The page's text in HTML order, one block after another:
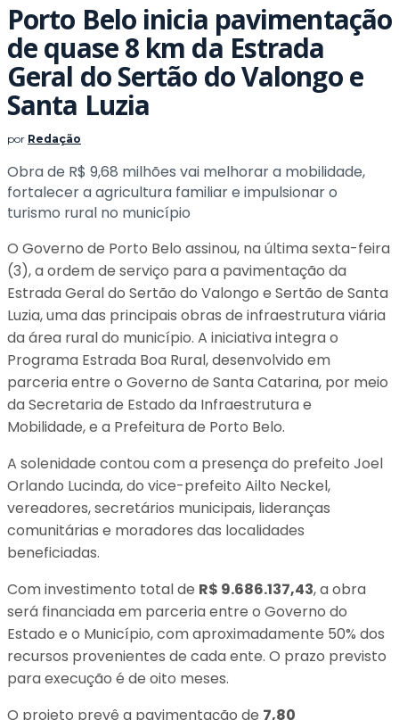
Porto Belo inicia pavimentação
de quase 8 km da Estrada
Geral do Sertão do Valongo e
Santa Luzia
por Redação
Obra de R$ 9,68 milhões vai melhorar a mobilidade,
fortalecer a agricultura familiar e impulsionar o
turismo rural no município
O Governo de Porto Belo assinou, na última sexta-feira
(3), a ordem de serviço para a pavimentação da
Estrada Geral do Sertão do Valongo e Sertão de Santa
Luzia, uma das principais obras de infraestrutura viária
da área rural do município. A iniciativa integra o
Programa Estrada Boa Rural, desenvolvido em
parceria entre o Governo de Santa Catarina, por meio
da Secretaria de Estado da Infraestrutura e
Mobilidade, e a Prefeitura de Porto Belo.
A solenidade contou com a presença do prefeito Joel
Orlando Lucinda, do vice-prefeito Ailto Neckel,
vereadores, secretários municipais, lideranças
comunitárias e moradores das localidades
beneficiadas.
Com investimento total de R$ 9.686.137,43, a obra
será financiada em parceria entre o Governo do
Estado e o Município, com aproximadamente 50% dos
recursos provenientes de cada ente. O prazo previsto
para execução é de oito meses.
O projeto prevê a pavimentação de 7,80